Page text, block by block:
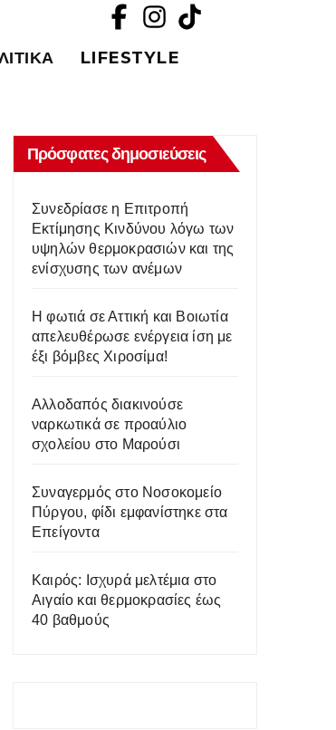
LIFESTYLE
Πρόσφατες δημοσιεύσεις
Συνεδρίασε η Επιτροπή
Εκτίμησης Κινδύνου λόγω των
υψηλών θερμοκρασιών και της
ενίσχυσης των ανέμων
Η φωτιά σε Αττική και Βοιωτία
απελευθέρωσε ενέργεια ίση με
έξι βόμβες Χιροσίμα!
Αλλοδαπός διακινούσε
ναρκωτικά σε προαύλιο
σχολείου στο Μαρούσι
Συναγερμός στο Νοσοκομείο
Πύργου, φίδι εμφανίστηκε στα
Επείγοντα
Καιρός: Iσχυρά μελτέμια στο
Αιγαίο και θερμοκρασίες έως
40 βαθμούς